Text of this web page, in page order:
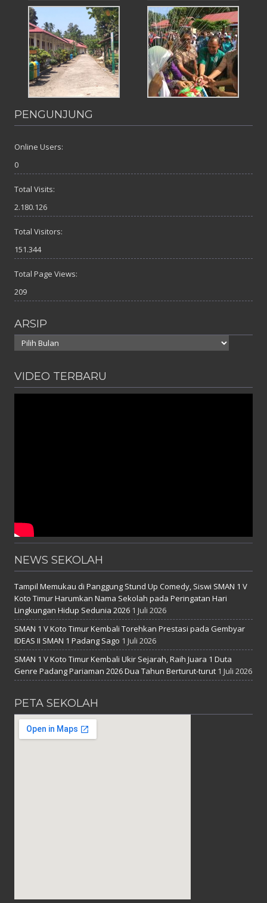
PENGUNJUNG
Online Users:
0
Total Visits:
2.180.126
Total Visitors:
151.344
Total Page Views:
209
ARSIP
Arsip
VIDEO TERBARU
NEWS SEKOLAH
Tampil Memukau di Panggung Stund Up Comedy, Siswi SMAN 1 V
Koto Timur Harumkan Nama Sekolah pada Peringatan Hari
Lingkungan Hidup Sedunia 2026 1 Juli 2026
SMAN 1 V Koto Timur Kembali Torehkan Prestasi pada Gembyar
IDEAS II SMAN 1 Padang Sago 1 Juli 2026
SMAN 1 V Koto Timur Kembali Ukir Sejarah, Raih Juara 1 Duta
Genre Padang Pariaman 2026 Dua Tahun Berturut-turut 1 Juli 2026
PETA SEKOLAH